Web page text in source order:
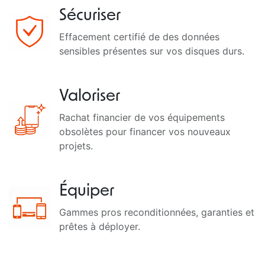
Sécuriser
Effacement certifié de des données
sensibles présentes sur vos disques durs.
Valoriser
Rachat financier de vos équipements
obsolètes pour financer vos nouveaux
projets.
Équiper
Gammes pros reconditionnées, garanties et
prêtes à déployer.